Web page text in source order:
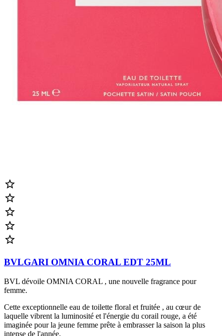





BVLGARI OMNIA CORAL EDT 25ML
BVL dévoile OMNIA CORAL , une nouvelle fragrance pour
femme.
Cette exceptionnelle eau de toilette floral et fruitée , au cœur de
laquelle vibrent la luminosité et l'énergie du corail rouge, a été
imaginée pour la jeune femme prête à embrasser la saison la plus
intense de l'année.